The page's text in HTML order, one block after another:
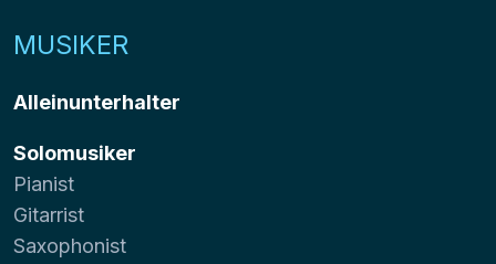
MUSIKER
Alleinunterhalter
Solomusiker
Pianist
Gitarrist
Saxophonist